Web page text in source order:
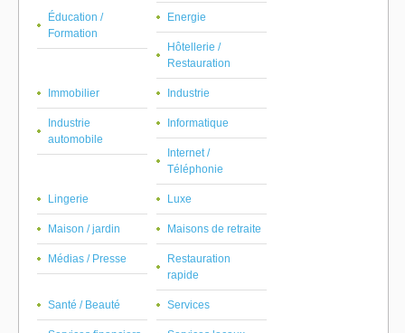
Éducation /
Formation
Energie
Hôtellerie /
Restauration
Immobilier Industrie
Industrie
automobile
Informatique
Internet /
Téléphonie
Lingerie Luxe
Maison / jardin Maisons de retraite
Médias / Presse
Restauration
rapide
Santé / Beauté Services